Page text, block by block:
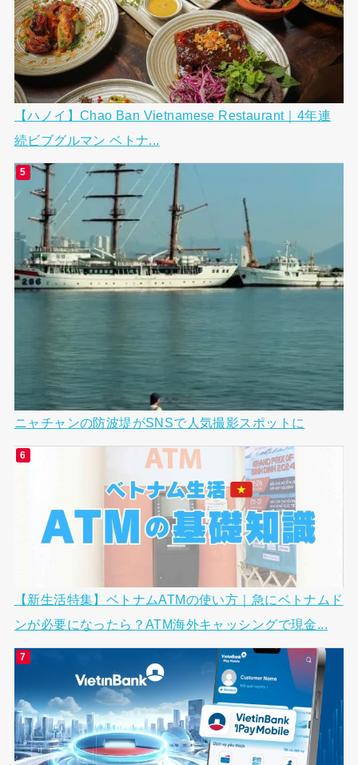
【ハノイ】Chao Ban Vietnamese Restaurant｜4年連
続ビブグルマン ベトナ...
ニャチャンの防波堤がSNSで人気撮影スポットに
【新生活特集】ベトナムATMの使い方｜急にベトナムド
ンが必要になったら？ATM海外キャッシングで現金...